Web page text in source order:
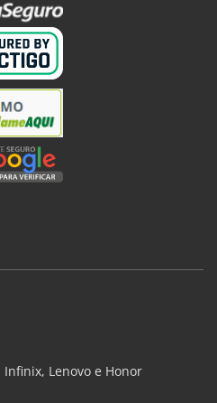
Lenovo e Honor